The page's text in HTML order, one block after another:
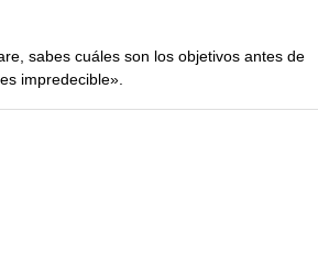
sabes cuáles son los objetivos antes de
impredecible».